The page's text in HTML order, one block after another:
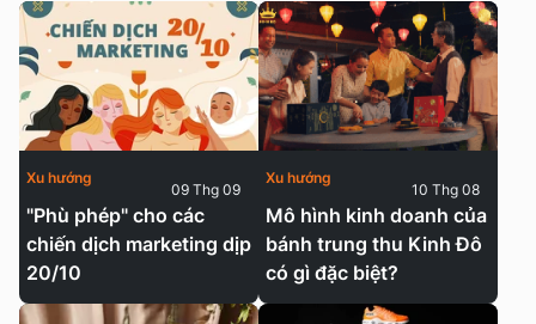
"Phù phép" cho các
chiến dịch marketing dịp
20/10
Xu hướng
09 Thg 09
Mô hình kinh doanh của
bánh trung thu Kinh Đô
có gì đặc biệt?
Xu hướng
10 Thg 08